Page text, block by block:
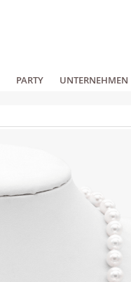
PARTY UNTERNEHMEN